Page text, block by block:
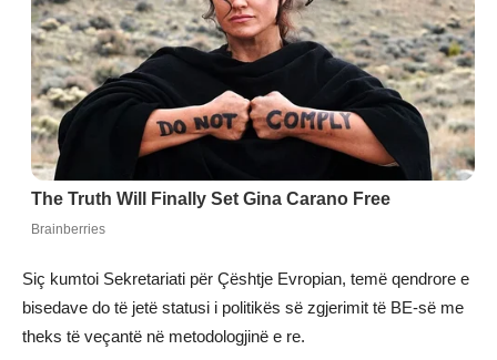
Siç kumtoi Sekretariati për Çështje Evropian, temë qendrore e
bisedave do të jetë statusi i politikës së zgjerimit të BE-së me
theks të veçantë në metodologjinë e re.